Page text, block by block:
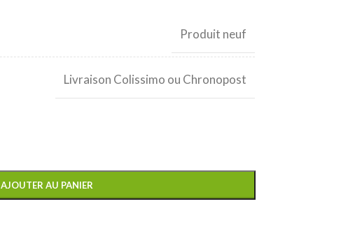
Produit neuf
Livraison Colissimo ou Chronopost
AJOUTER AU PANIER